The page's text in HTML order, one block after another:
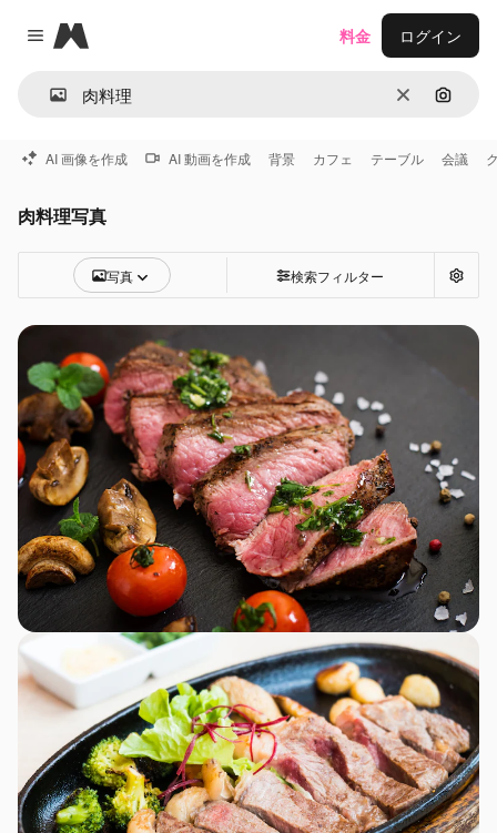
Close menu
Magnific
消去 画像で
料金 ログイン
AI 画像を作成 AI 動画を作成 背景 カフェ テーブル 会議
肉料理写真
写真 検索フィルター